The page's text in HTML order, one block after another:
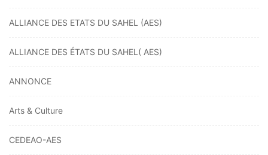
ALLIANCE DES ETATS DU SAHEL (AES)
ALLIANCE DES ÉTATS DU SAHEL( AES)
ANNONCE
Arts & Culture
CEDEAO-AES